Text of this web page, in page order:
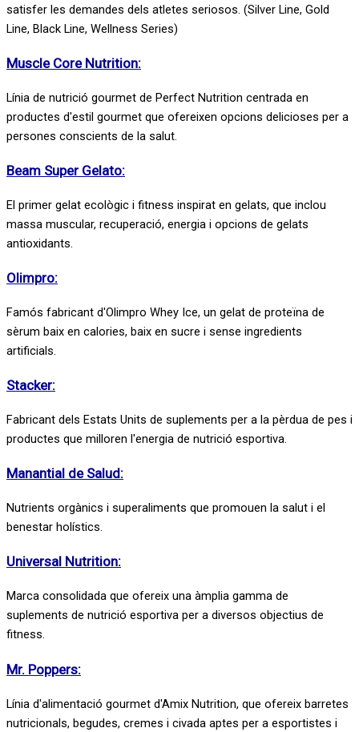
satisfer les demandes dels atletes seriosos. (Silver Line, Gold
Line, Black Line, Wellness Series)
Muscle Core Nutrition:
Línia de nutrició gourmet de Perfect Nutrition centrada en
productes d'estil gourmet que ofereixen opcions delicioses per a
persones conscients de la salut.
Beam Super Gelato:
El primer gelat ecològic i fitness inspirat en gelats, que inclou
massa muscular, recuperació, energia i opcions de gelats
antioxidants.
Olimpro:
Famós fabricant d'Olimpro Whey Ice, un gelat de proteïna de
sèrum baix en calories, baix en sucre i sense ingredients
artificials.
Stacker:
Fabricant dels Estats Units de suplements per a la pèrdua de pes i
productes que milloren l'energia de nutrició esportiva.
Manantial de Salud:
Nutrients orgànics i superaliments que promouen la salut i el
benestar holístics.
Universal Nutrition:
Marca consolidada que ofereix una àmplia gamma de
suplements de nutrició esportiva per a diversos objectius de
fitness.
Mr. Poppers:
Línia d'alimentació gourmet d'Amix Nutrition, que ofereix barretes
nutricionals, begudes, cremes i civada aptes per a esportistes i